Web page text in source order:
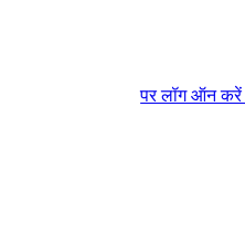
पर लॉग ऑन करें